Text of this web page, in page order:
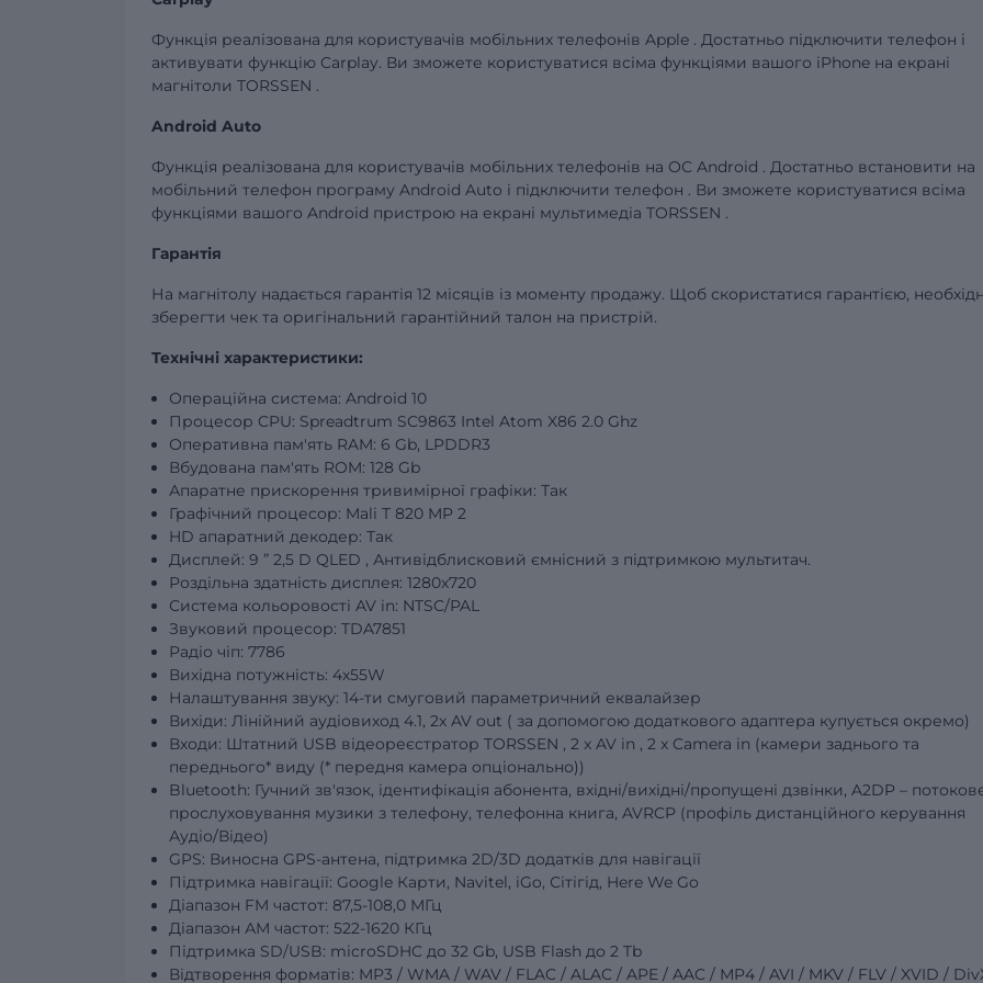
Функція реалізована для користувачів мобільних телефонів Apple . Достатньо підключити телефон і
активувати функцію Carplay. Ви зможете користуватися всіма функціями вашого iPhone на екрані
магнітоли TORSSEN .
Android Auto
Функція реалізована для користувачів мобільних телефонів на ОС Android . Достатньо встановити на
мобільний телефон програму Android Auto і підключити телефон . Ви зможете користуватися всіма
функціями вашого Android пристрою на екрані мультимедіа TORSSEN .
Гарантія
На магнітолу надається гарантія 12 місяців із моменту продажу. Щоб скористатися гарантією,
зберегти чек та оригінальний гарантійний талон на пристрій.
Технічні характеристики:
Операційна система: Android 10
Процесор CPU: Spreadtrum SC9863 Intel Atom X86 2.0 Ghz
Оперативна пам'ять RAM: 6 Gb, LPDDR3
Вбудована пам'ять ROM: 128 Gb
Апаратне прискорення тривимірної графіки: Так
Графічний процесор: Mali T 820 MP 2
HD апаратний декодер: Так
Дисплей: 9 ” 2,5 D QLED , Антивідблисковий ємнісний з підтримкою мультитач.
Роздільна здатність дисплея: 1280x720
Система кольоровості AV in: NTSC/PAL
Звуковий процесор: TDA7851
Радіо чіп: 7786
Вихідна потужність: 4х55W
Налаштування звуку: 14-ти смуговий параметричний еквалайзер
Вихіди: Лінійний аудіовиход 4.1, 2x AV out ( за допомогою додаткового адаптера купується окремо)
Входи: Штатний USB відеореєстратор TORSSEN , 2 x AV in , 2 x Camera in (камери заднього та
переднього* виду (* передня камера опціонально))
Bluetooth: Гучний зв'язок, ідентифікація абонента, вхідні/вихідні/пропущені дзвінки, A2DP –
прослуховування музики з телефону, телефонна книга, AVRCP (профіль дистанційного керування
Аудіо/Відео)
GPS: Виносна GPS-антена, підтримка 2D/3D додатків для навігації
Підтримка навігації: Google Карти, Navitel, iGo, Сітігід, Here We Go
Діапазон FM частот: 87,5-108,0 МГц
Діапазон АМ частот: 522-1620 КГц
Підтримка SD/USB: microSDHC до 32 Gb, USB Flash до 2 Tb
Відтворення форматів: MP3 / WMA / WAV / FLAC / ALAC / APE / AAC / MP4 / AVI / MKV / FLV / XVID /